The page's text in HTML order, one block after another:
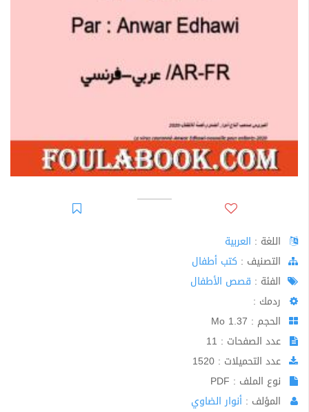
اللغة : العربية
اﻟﺘﺼﻨﻴﻒ : كتب أطفال
الفئة : قصص الأطفال
ردمك :
الحجم : 1.37 Mo
عدد الصفحات : 11
عدد التحميلات : 1520
نوع الملف : PDF
المؤلف : أنوار الضاوي